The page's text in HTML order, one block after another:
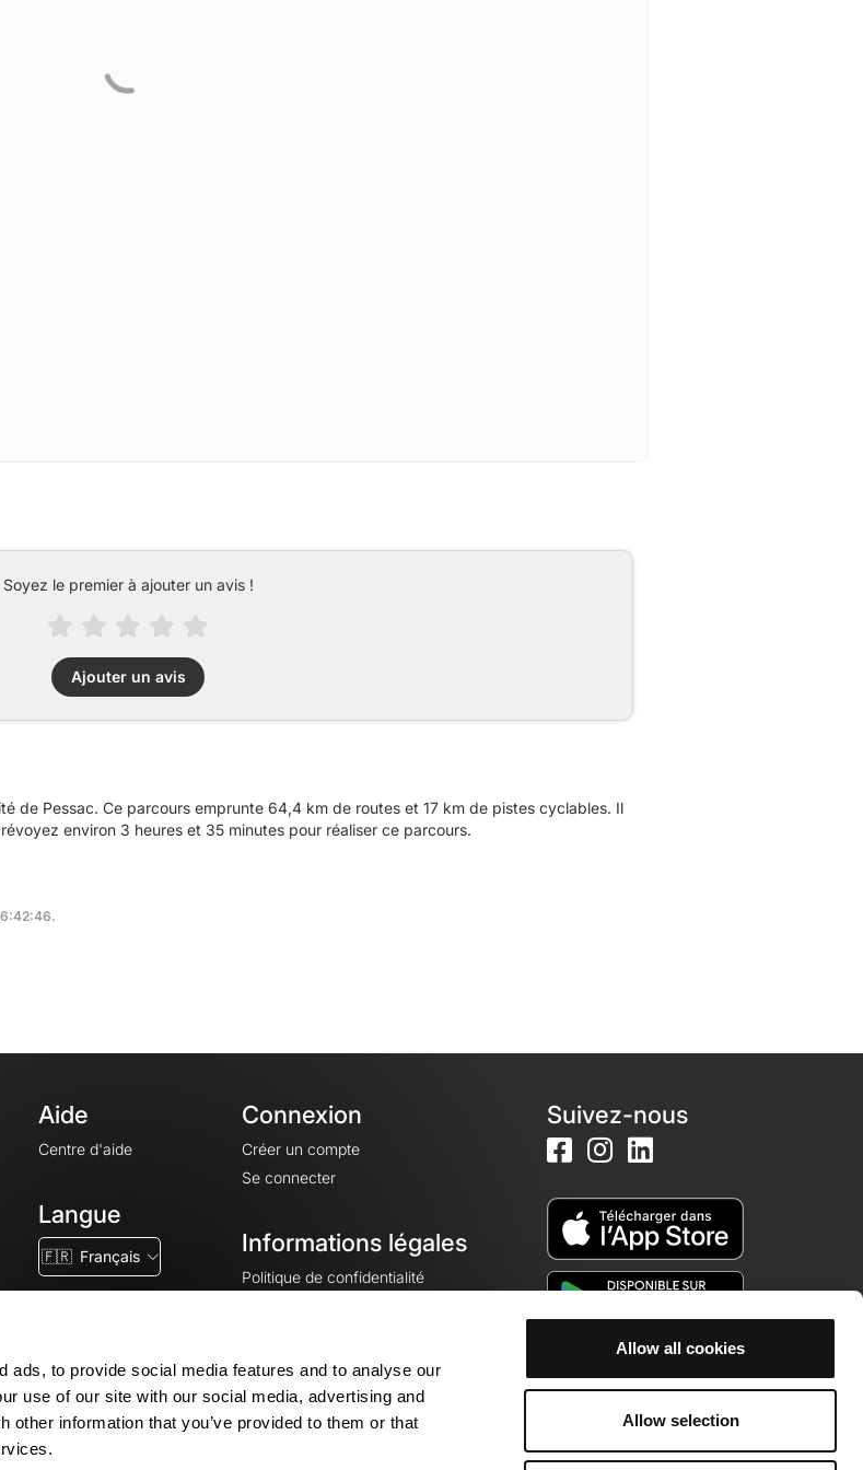
ads, to provide social media features and to analyse our
use of our site with our social media, advertising and
information that you’ve provided to them or that
Allow all cookies
Allow selection
Soyez le premier à ajouter un avis !
Ajouter un avis
de Pessac. Ce parcours emprunte 64,4 km de routes et 17 km de pistes cyclables. Il
environ 3 heures et 35 minutes pour réaliser ce parcours.
Aide
Centre d'aide
Langue
🇫🇷 Français
Connexion
Créer un compte
Se connecter
Informations légales
Politique de confidentialité
Mentions légales
Paramètres des cookies
Suivez-nous